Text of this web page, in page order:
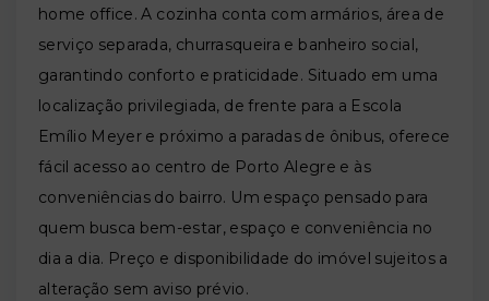
home office. A cozinha conta com armários, área de
serviço separada, churrasqueira e banheiro social,
garantindo conforto e praticidade. Situado em uma
localização privilegiada, de frente para a Escola
Emílio Meyer e próximo a paradas de ônibus, oferece
fácil acesso ao centro de Porto Alegre e às
conveniências do bairro. Um espaço pensado para
quem busca bem-estar, espaço e conveniência no
dia a dia. Preço e disponibilidade do imóvel sujeitos a
alteração sem aviso prévio.